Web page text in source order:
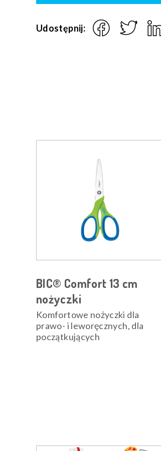
Udostępnij:
BIC® Comfort 13 cm
nożyczki
Komfortowe nożyczki dla
prawo- i leworęcznych, dla
początkujących